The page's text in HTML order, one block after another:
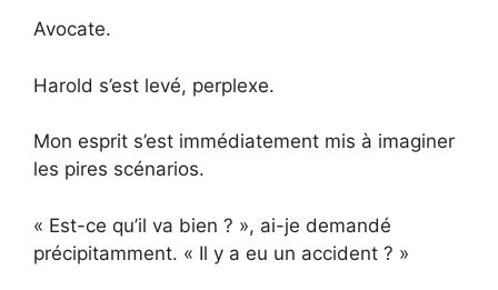
Avocate.
Harold s’est levé, perplexe.
Mon esprit s’est immédiatement mis à imaginer
les pires scénarios.
« Est-ce qu’il va bien ? », ai-je demandé
précipitamment. « Il y a eu un accident ? »